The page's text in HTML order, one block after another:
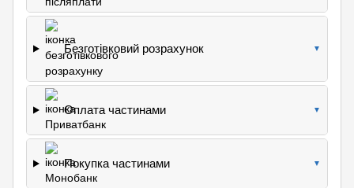
Безготівковий розрахунок ▼
Оплата частинами ▼
Покупка частинами ▼